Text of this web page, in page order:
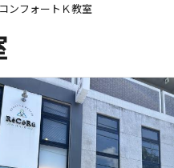
ンフォートＫ教室